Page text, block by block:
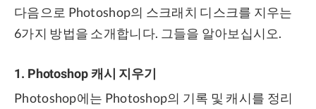
다음으로 Photoshop의 스크래치 디스크를 지우는
6가지 방법을 소개합니다. 그들을 알아보십시오.
1. Photoshop 캐시 지우기
Photoshop에는 Photoshop의 기록 및 캐시를 정리